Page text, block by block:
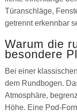
Türanschläge,
getrennt erkennbar
Warum die
besondere
Bei einer
dem Rundbogen.
Atmosphäre,
Höhe. Eine Pod-